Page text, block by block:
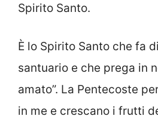
Spirito Santo.
È lo Spirito Santo che fa
santuario e che prega in
amato”. La Pentecoste
in me e crescano i frutti